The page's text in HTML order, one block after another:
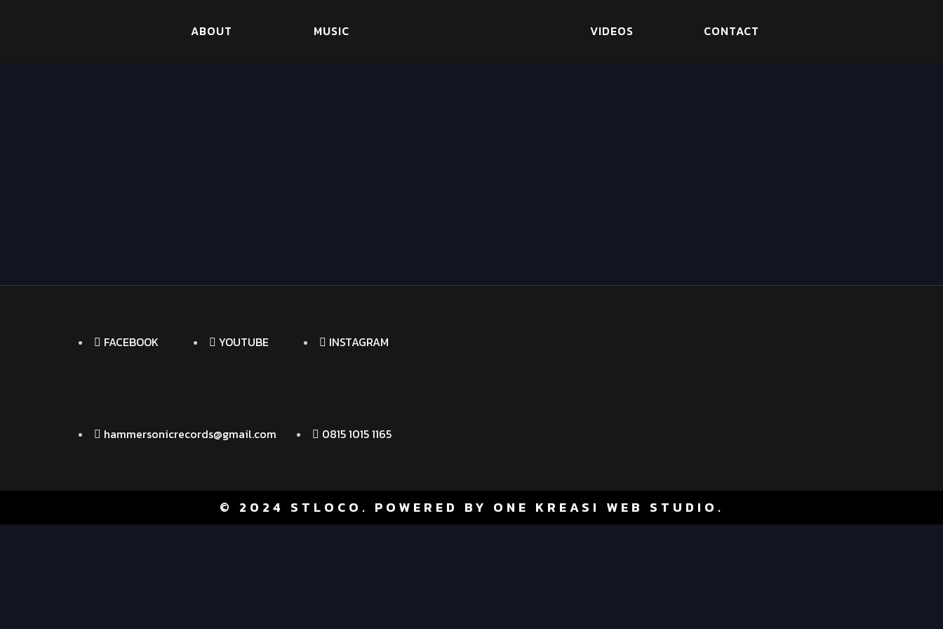
ABOUT MUSIC VIDEOS CONTACT
FACEBOOK YOUTUBE INSTAGRAM
hammersonicrecords@gmail.com 0815 1015 1165
© 2024 STLOCO. POWERED BY ONE KREASI WEB STUDIO.